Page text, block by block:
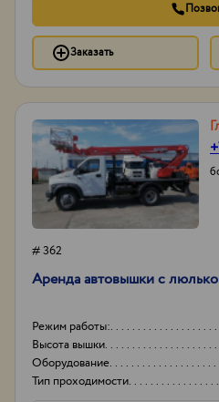
Заказать
# 362
Аренда автовышки с
Режим работы:
Высота вышки
Оборудование
Тип проходимости